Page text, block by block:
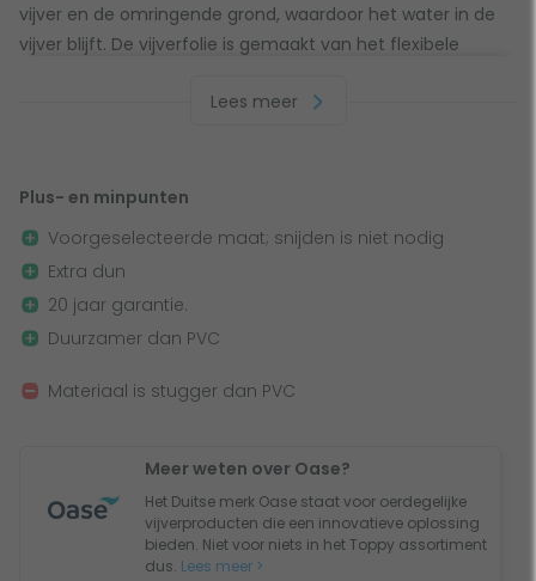
vijver en de omringende grond, waardoor het water in de
vijver blijft. De vijverfolie is gemaakt van het flexibele
jaar. De Oase Eurofol EPDM vijverfolie heeft een afmeting
dankzij het extra dunne materiaal leg je de vijverfolie
Werking vijverfolie
Vijverfolie is als een stevige regenjas voor je vijver. Het
weglekt naar de grond eromheen. Gemaakt van een
ongeveer 20 jaar mee. Het is een handige manier om
omgeving beschermd wordt.
Lees meer
Plus- en minpunten
Voorgeselecteerde maat; snijden is niet nodig
Extra dun
20 jaar garantie.
Duurzamer dan PVC
Materiaal is stugger dan PVC
Meer weten over Oase?
Het Duitse merk Oase staat voor oerdegelijke
vijverproducten die een innovatieve oplossing
bieden. Niet voor niets in het Toppy assortiment
dus. Lees meer >